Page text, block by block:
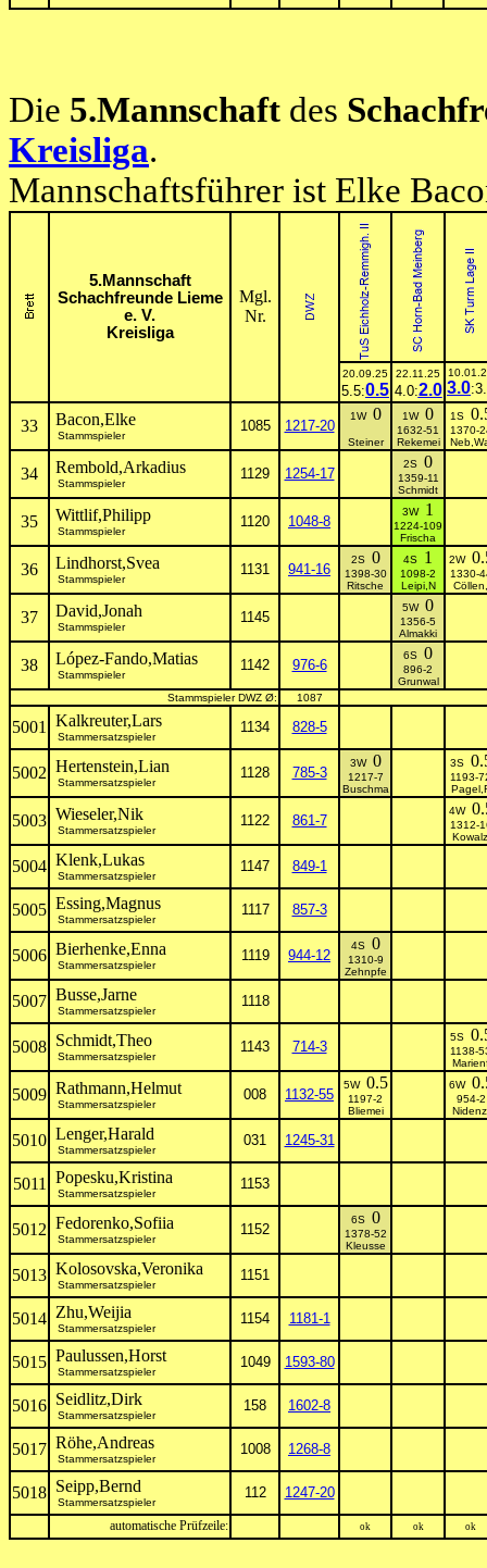
Die 5.Mannschaft des
Kreisliga.
Mannschaftsführer ist Elke
5.Mannschaft
Schachfreunde Lieme
e. V.
Kreisliga
Mgl.
Nr.
20.09.25
5.5:0.5
22.11.25
4.0:2.0 3.0
33 Bacon,Elke
Stammspieler
1085 1217-20
1W 0
Steiner
1W 0
1632-51
Rekemei
1S
1370-
34 Rembold,Arkadius
Stammspieler
1129 1254-17
2S 0
1359-11
Schmidt
35 Wittlif,Philipp
Stammspieler
1120 1048-8
3W 1
1224-109
Frischa
36 Lindhorst,Svea
Stammspieler
1131 941-16
2S 0
1398-30
Ritsche
4S 1
1098-2
Leipi,N
2W
1330-
Cöllen,
37 David,Jonah
Stammspieler
1145
5W 0
1356-5
Almakki
38 López-Fando,Matias
Stammspieler
1142 976-6
6S 0
896-2
Grunwal
Stammspieler DWZ Ø:
1087
5001 Kalkreuter,Lars
Stammersatzspieler
1134 828-5
5002 Hertenstein,Lian
Stammersatzspieler
1128 785-3
3W 0
1217-7
Buschma
3S
1193-
5003 Wieseler,Nik
Stammersatzspieler
1122 861-7
4W
1312-
5004 Klenk,Lukas
Stammersatzspieler
1147 849-1
5005 Essing,Magnus
Stammersatzspieler
1117 857-3
5006 Bierhenke,Enna
Stammersatzspieler
1119 944-12
4S 0
1310-9
Zehnpfe
5007 Busse,Jarne
Stammersatzspieler
1118
5008 Schmidt,Theo
Stammersatzspieler
1143 714-3
5S
1138-
5009 Rathmann,Helmut
Stammersatzspieler
008 1132-55
5W 0.5
1197-2
Bliemei
6W
954-2
5010 Lenger,Harald
Stammersatzspieler
031 1245-31
5011 Popesku,Kristina
Stammersatzspieler
1153
5012 Fedorenko,Sofiia
Stammersatzspieler
1152
6S 0
1378-52
Kleusse
5013 Kolosovska,Veronika
Stammersatzspieler
1151
5014 Zhu,Weijia
Stammersatzspieler
1154 1181-1
5015 Paulussen,Horst
Stammersatzspieler
1049 1593-80
5016 Seidlitz,Dirk
Stammersatzspieler
158 1602-8
5017 Röhe,Andreas
Stammersatzspieler
1008 1268-8
5018 Seipp,Bernd
Stammersatzspieler
112 1247-20
automatische Prüfzeile: ok ok ok